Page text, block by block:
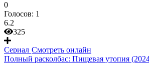
0
Голосов: 1
6.2
325
Сериал Смотреть онлайн
Полный расколбас: Пищевая утопия